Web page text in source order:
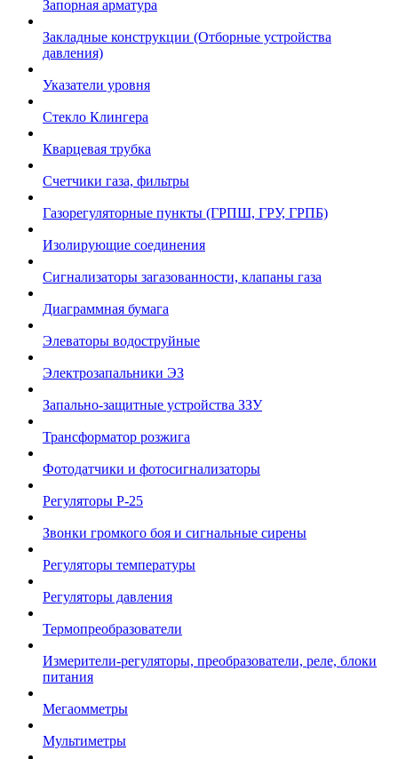
Запорная арматура
Закладные конструкции (Отборные устройства
давления)
Указатели уровня
Стекло Клингера
Кварцевая трубка
Счетчики газа, фильтры
Газорегуляторные пункты (ГРПШ, ГРУ, ГРПБ)
Изолирующие соединения
Сигнализаторы загазованности, клапаны газа
Диаграммная бумага
Элеваторы водоструйные
Электрозапальники ЭЗ
Запально-защитные устройства ЗЗУ
Трансформатор розжига
Фотодатчики и фотосигнализаторы
Регуляторы Р-25
Звонки громкого боя и сигнальные сирены
Регуляторы температуры
Регуляторы давления
Термопреобразователи
Измерители-регуляторы, преобразователи, реле, блоки
питания
Мегаомметры
Мультиметры